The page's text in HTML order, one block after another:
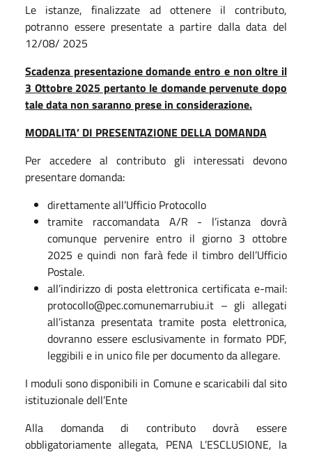
Le istanze, finalizzate ad ottenere il contributo,
potranno essere presentate a partire dalla data del
12/08/ 2025
Scadenza presentazione domande entro e non oltre il
3 Ottobre 2025 pertanto le domande pervenute dopo
tale data non saranno prese in considerazione.
MODALITA’ DI PRESENTAZIONE DELLA DOMANDA
Per accedere al contributo gli interessati devono
presentare domanda:
direttamente all’Ufficio Protocollo
tramite raccomandata A/R - l’istanza dovrà
comunque pervenire entro il giorno 3 ottobre
2025 e quindi non farà fede il timbro dell’Ufficio
Postale.
all’indirizzo di posta elettronica certificata e-mail:
protocollo@pec.comunemarrubiu.it – gli allegati
all’istanza presentata tramite posta elettronica,
dovranno essere esclusivamente in formato PDF,
leggibili e in unico file per documento da allegare.
I moduli sono disponibili in Comune e scaricabili dal sito
istituzionale dell’Ente
Alla domanda di contributo dovrà essere
obbligatoriamente allegata, PENA L’ESCLUSIONE, la